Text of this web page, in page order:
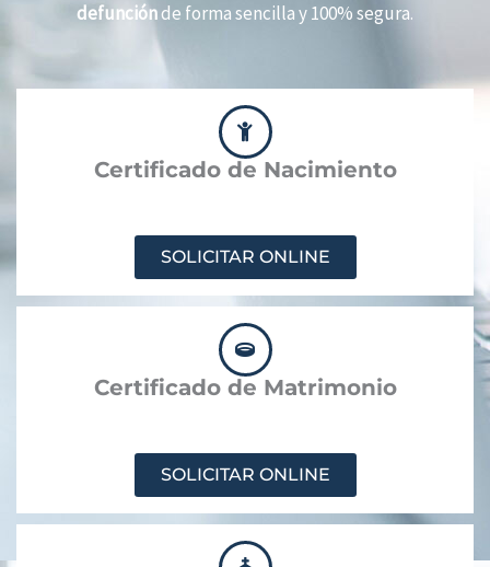
defunciónde forma sencilla y 100% segura.
Certificado de Nacimiento
SOLICITAR ONLINE
Certificado de Matrimonio
SOLICITAR ONLINE